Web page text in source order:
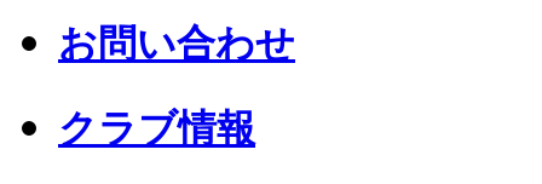
お問い合わせ
クラブ情報